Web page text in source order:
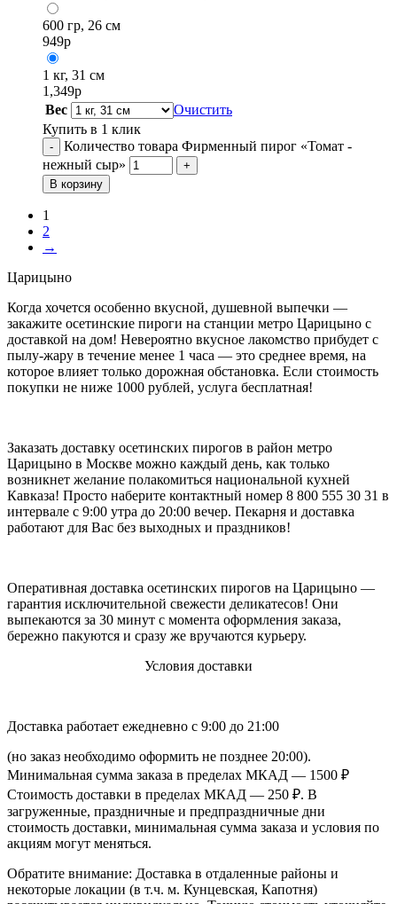
600 гр, 26 см
949р
1 кг, 31 см
1,349р
Вес
Очистить
Купить в 1 клик
-
Количество товара Фирменный пирог «Томат -
нежный сыр»
+
В корзину
1
2
→
Царицыно
Когда хочется особенно вкусной, душевной выпечки —
закажите осетинские пироги на станции метро Царицыно с
доставкой на дом! Невероятно вкусное лакомство прибудет с
пылу-жару в течение менее 1 часа — это среднее время, на
которое влияет только дорожная обстановка. Если стоимость
покупки не ниже 1000 рублей, услуга бесплатная!
Заказать доставку осетинских пирогов в район метро
Царицыно в Москве можно каждый день, как только
возникнет желание полакомиться национальной кухней
Кавказа! Просто наберите контактный номер 8 800 555 30 31 в
интервале с 9:00 утра до 20:00 вечер. Пекарня и доставка
работают для Вас без выходных и праздников!
Оперативная доставка осетинских пирогов на Царицыно —
гарантия исключительной свежести деликатесов! Они
выпекаются за 30 минут с момента оформления заказа,
бережно пакуются и сразу же вручаются курьеру.
Условия доставки
Доставка работает ежедневно с 9:00 до 21:00
(но заказ необходимо оформить не позднее 20:00).
Минимальная сумма заказа в пределах МКАД — 1500 ₽
Стоимость доставки в пределах МКАД — 250 ₽. В
загруженные, праздничные и предпраздничные дни
стоимость доставки, минимальная сумма заказа и условия по
акциям могут меняться.
Обратите внимание: Доставка в отдаленные районы и
некоторые локации (в т.ч. м. Кунцевская, Капотня)